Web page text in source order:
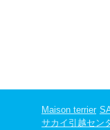
Maison terrier
サカイ引越セン